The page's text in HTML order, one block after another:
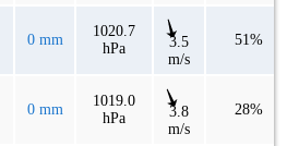
0 mm
1020.7
hPa
3.5
m/s
51%
0 mm
1019.0
hPa
3.8
m/s
28%